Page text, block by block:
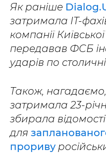
Як раніше
затримала IT-
компанії
передавав ФСБ
ударів по
Також,
затримала 23-
збирала
для
прориву